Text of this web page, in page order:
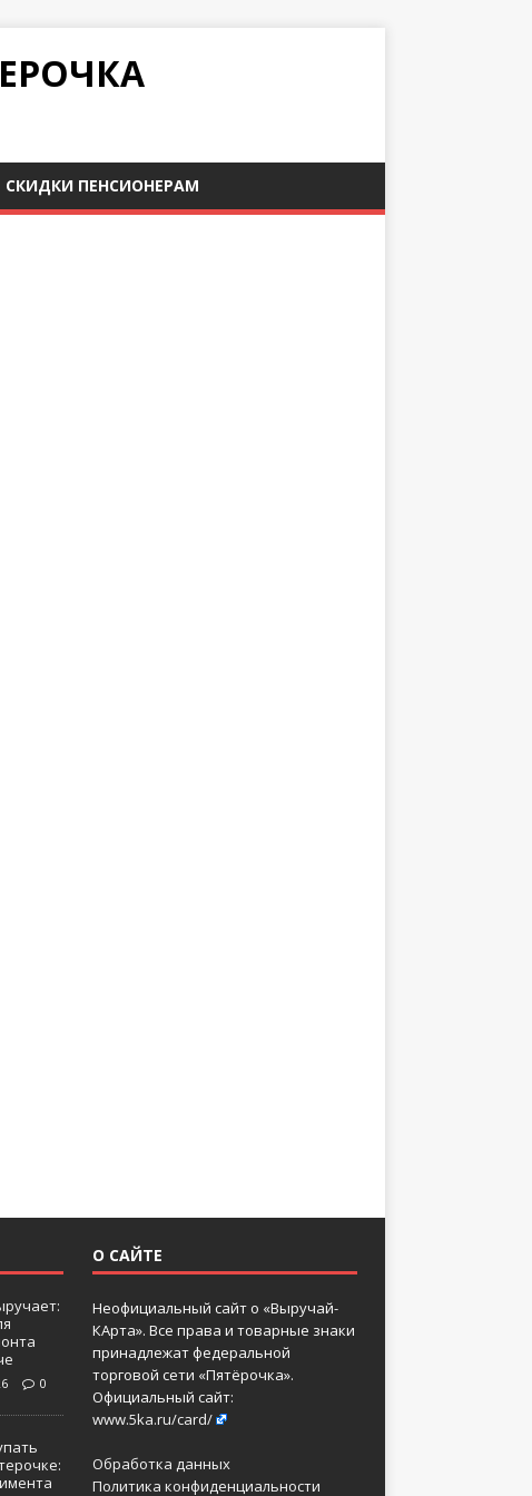
СКИДКИ ПЕНСИОНЕРАМ
0
О САЙТЕ
Неофициальный сайт о «Выручай-
КАрта». Все права и товарные знаки
принадлежат федеральной
торговой сети «Пятёрочка».
Официальный сайт:
www.5ka.ru/card/
Обработка данных
Политика конфиденциальности